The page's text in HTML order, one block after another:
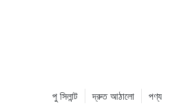
পণ্য
দ্রুত আঠালো
পু সিলান্ট